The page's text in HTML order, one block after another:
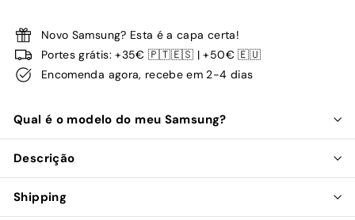
Novo Samsung? Esta é a capa certa!
Portes grátis: +35€ 🇵🇹🇪🇸 | +50€ 🇪🇺
Encomenda agora, recebe em 2-4 dias
Qual é o modelo do meu Samsung?
Descrição
Shipping